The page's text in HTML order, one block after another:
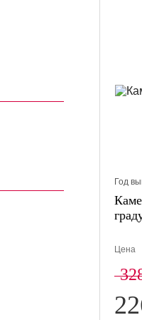
Год
Цена